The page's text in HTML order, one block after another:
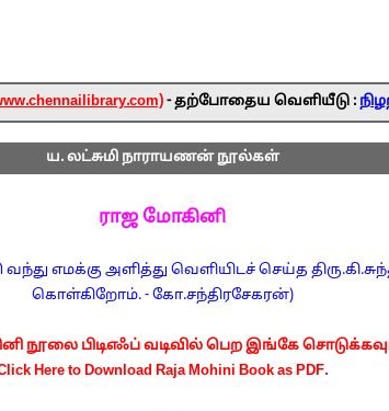
- தற்போதைய வெளியீடு :
ய. லட்சுமி நாராயணன் நூல்கள்
ராஜ மோகினி
எமக்கு அளித்து வெளியிடச் செய்த
கொள்கிறோம். - கோ.சந்திரசேகரன்)
நூலை பிடிஎஃப் வடிவில் பெற இங்கே
Here to Download Raja Mohini Book as PDF.